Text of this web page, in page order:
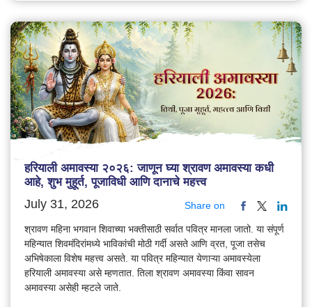
हरियाली अमावस्या २०२६: जाणून घ्या श्रावण अमावस्या कधी
आहे, शुभ मुहूर्त, पूजाविधी आणि दानाचे महत्त्व
July 31, 2026 Share on
श्रावण महिना भगवान शिवाच्या भक्तीसाठी सर्वात पवित्र मानला जातो. या संपूर्ण
महिन्यात शिवमंदिरांमध्ये भाविकांची मोठी गर्दी असते आणि व्रत, पूजा तसेच
अभिषेकाला विशेष महत्त्व असते. या पवित्र महिन्यात येणाऱ्या अमावस्येला
हरियाली अमावस्या असे म्हणतात. तिला श्रावण अमावस्या किंवा सावन
अमावस्या असेही म्हटले जाते.